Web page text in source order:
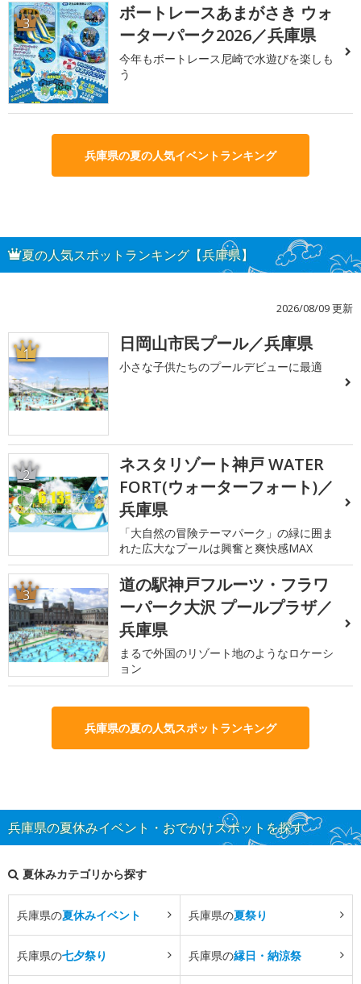
3
ボートレースあまがさき ウォ
ーターパーク2026／兵庫県
今年もボートレース尼崎で水遊びを楽しも
う
兵庫県の夏の人気イベントランキング
夏の人気スポットランキング【兵庫県】
2026/08/09 更新
1 日岡山市民プール／兵庫県
小さな子供たちのプールデビューに最適
2
ネスタリゾート神戸 WATER
FORT(ウォーターフォート)／
兵庫県
「大自然の冒険テーマパーク」の緑に囲ま
れた広大なプールは興奮と爽快感MAX
3
道の駅神戸フルーツ・フラワ
ーパーク大沢 プールプラザ／
兵庫県
まるで外国のリゾート地のようなロケーシ
ョン
兵庫県の夏の人気スポットランキング
兵庫県の夏休みイベント・おでかけスポットを探す
夏休みカテゴリから探す
兵庫県の夏休みイベント 兵庫県の夏祭り
兵庫県の七夕祭り 兵庫県の縁日・納涼祭